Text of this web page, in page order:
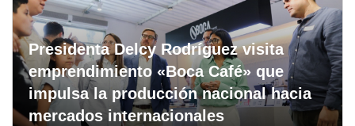
Presidenta Delcy Rodríguez visita
emprendimiento «Boca Café» que
impulsa la producción nacional hacia
mercados internacionales